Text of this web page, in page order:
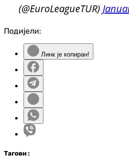
(@EuroLeagueTUR)
Подијели:
Линк је копиран!
Тагови :